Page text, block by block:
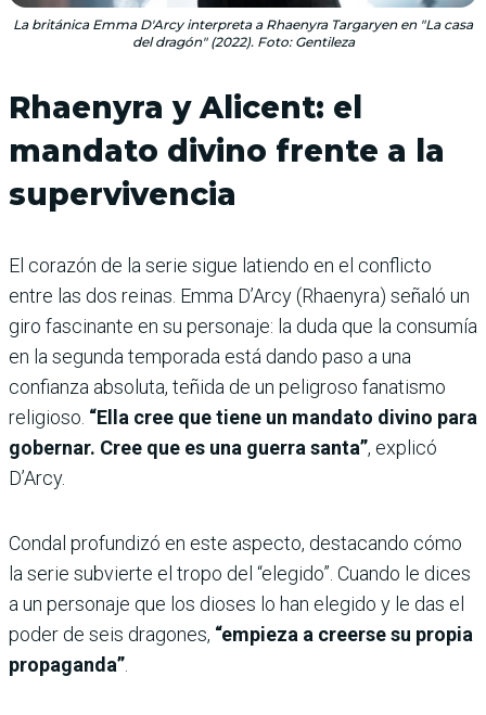
La británica Emma D'Arcy interpreta a Rhaenyra Targaryen en "La casa
del dragón" (2022). Foto: Gentileza
Rhaenyra y Alicent: el
mandato divino frente a la
supervivencia
El corazón de la serie sigue latiendo en el conflicto
entre las dos reinas. Emma D’Arcy (Rhaenyra) señaló un
giro fascinante en su personaje: la duda que la consumía
en la segunda temporada está dando paso a una
confianza absoluta, teñida de un peligroso fanatismo
religioso. “Ella cree que tiene un mandato divino para
gobernar. Cree que es una guerra santa”, explicó
D’Arcy.
Condal profundizó en este aspecto, destacando cómo
la serie subvierte el tropo del “elegido”. Cuando le dices
a un personaje que los dioses lo han elegido y le das el
poder de seis dragones, “empieza a creerse su propia
propaganda”.